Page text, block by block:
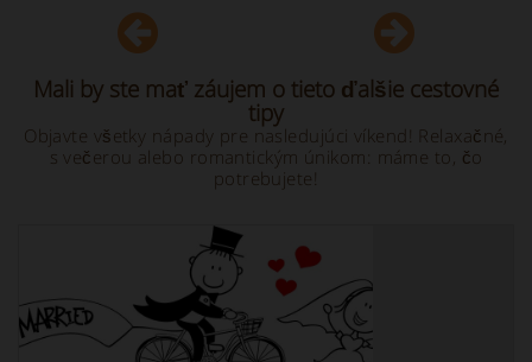
Mali by ste mať záujem o tieto ďalšie cestovné
tipy
Objavte všetky nápady pre nasledujúci víkend! Relaxačné,
s večerou alebo romantickým únikom: máme to, čo
potrebujete!